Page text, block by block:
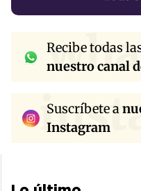
Recibe todas
nuestro canal
Suscríbete a
Instagram